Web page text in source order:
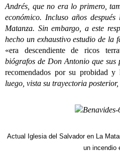
Andrés, que no era lo primero,
económico. Incluso años
Matanza. Sin embargo, a este
hecho un exhaustivo estudio de la
«era descendiente de ricos
biógrafos de Don Antonio que sus
recomendados por su probidad y
luego, vista su trayectoria
Actual Iglesia del Salvador en La
un incendio